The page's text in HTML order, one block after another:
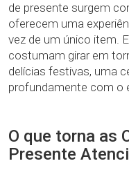
de presente surgem
oferecem uma
vez de um único item.
costumam girar em
delícias festivas, uma
profundamente com o
O que torna as
Presente